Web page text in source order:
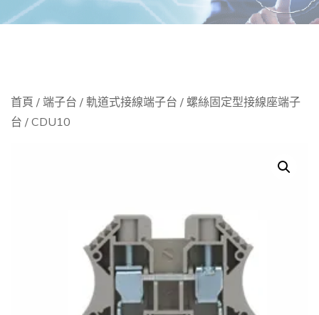
首頁 / 端子台 / 軌道式接線端子台 / 螺絲固定型接線座端子
台 / CDU10